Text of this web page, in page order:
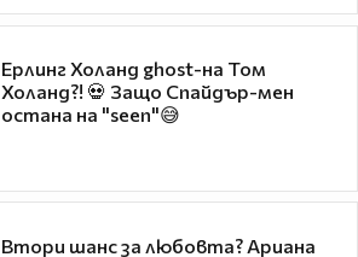
Ерлинг Холанд ghost-на Том
Холанд?! 💀 Защо Спайдър-мен
остана на "seen"😅
Втори шанс за любовта? Ариана